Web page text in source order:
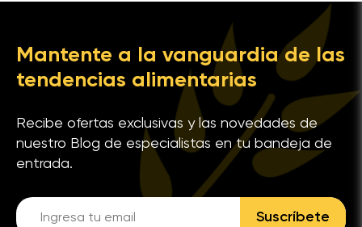
Mantente a la vanguardia de las
tendencias alimentarias
Recibe ofertas exclusivas y las novedades de
nuestro Blog de especialistas en tu bandeja de
entrada.
Suscríbete